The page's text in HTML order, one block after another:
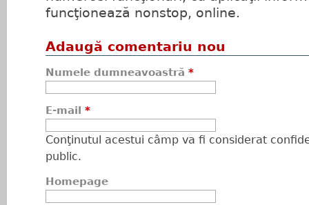
funcţionează nonstop, online.
Adaugă comentariu nou
Numele dumneavoastră *
E-mail *
Conţinutul acestui câmp va fi considerat
public.
Homepage